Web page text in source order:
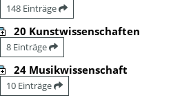
148 Einträge
20 Kunstwissenschaften
8 Einträge
24 Musikwissenschaft
10 Einträge